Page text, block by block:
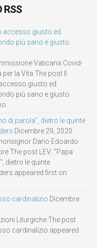
RSS
accesso giusto ed
più sano e giusto
Vaticana Covid-
la Vita The post Il
giusto ed
più sano e giusto
di parola”, dietro le quinte
Dicembre 29, 2020
Dario Edoardo
The post LEV: “Papa
dietro le quinte
appeared first on
cardinalizio Dicembre
Liturgiche The post
cardinalizio appeared